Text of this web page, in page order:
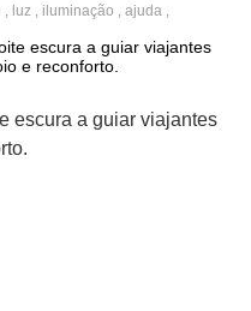
luz iluminação ajuda
escura a guiar viajantes